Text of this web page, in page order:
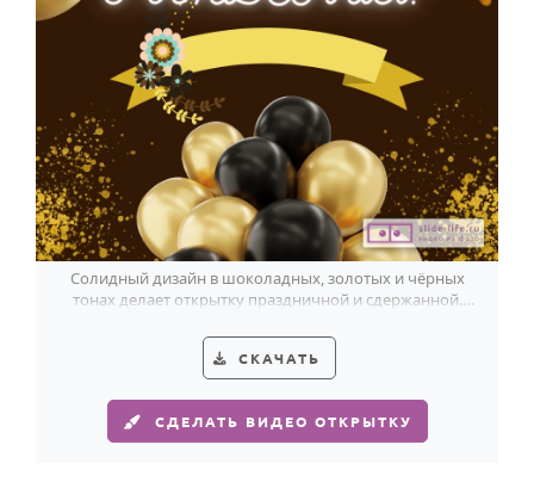
Солидный дизайн в шоколадных, золотых и чёрных
тонах делает открытку праздничной и сдержанной.
СКАЧАТЬ
СДЕЛАТЬ ВИДЕО ОТКРЫТКУ